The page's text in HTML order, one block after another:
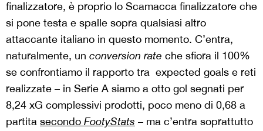
finalizzatore, è proprio lo Scamacca finalizzatore che
si pone testa e spalle sopra qualsiasi altro
attaccante italiano in questo momento. C’entra,
naturalmente, un conversion rate che sfiora il 100%
se confrontiamo il rapporto tra expected goals e reti
realizzate – in Serie A siamo a otto gol segnati per
8,24 xG complessivi prodotti, poco meno di 0,68 a
partita secondo FootyStats – ma c’entra soprattutto